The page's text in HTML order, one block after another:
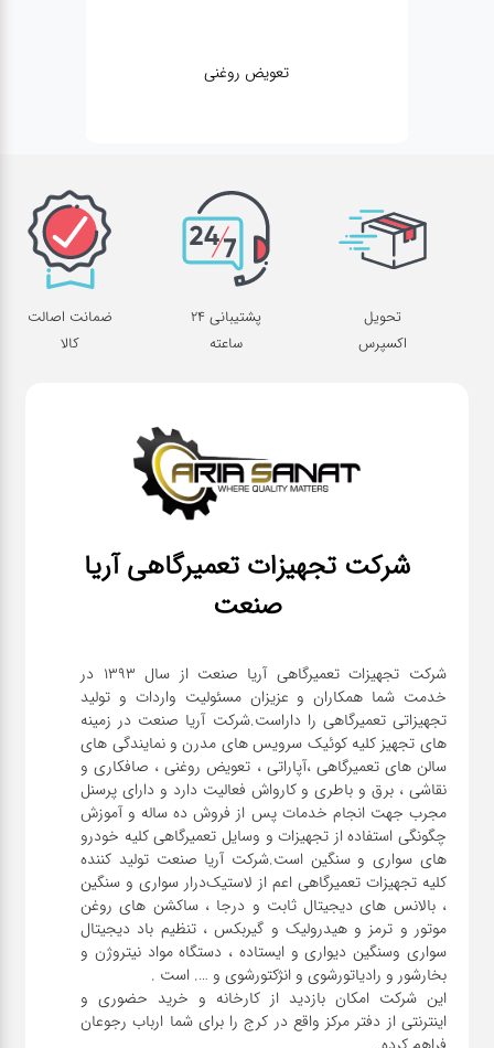
مکانیکی
تحویل
اکسپرس
پشتیبانی 24
ساعته
ضمانت اصالت
کالا
شرکت تجهیزات تعمیرگاهی آریا
صنعت
شرکت تجهیزات تعمیرگاهی آریا صنعت از سال ۱۳۹۳ در
خدمت شما همکاران و عزیزان مسئولیت واردات و تولید
تجهیزاتی تعمیرگاهی را داراست.شرکت آریا صنعت در زمینه
های تجهیز کلیه کوئیک سرویس های مدرن و نمایندگی های
سالن های تعمیرگاهی ،آپاراتی ، تعویض روغنی ، صافکاری و
نقاشی ، برق و باطری و کارواش فعالیت دارد و دارای پرسنل
مجرب جهت انجام خدمات پس از فروش ده ساله و آموزش
چگونگی استفاده از تجهیزات و وسایل تعمیرگاهی کلیه خودرو
های سواری و سنگین است.شرکت آریا صنعت تولید کننده
کلیه تجهیزات تعمیرگاهی اعم از لاستیک‌درار سواری و ‌سنگین
، بالانس های دیجیتال ثابت و درجا ، ساکشن های روغن
موتور و ترمز و هیدرولیک و گیربکس ، تنظیم باد دیجیتال
سواری و‌سنگین دیواری و ایستاده ، دستگاه مواد نیتروژن و
این شرکت امکان بازدید از کارخانه و خرید حضوری و
اینترنتی از دفتر مرکز واقع در کرج را برای شما ارباب رجوعان